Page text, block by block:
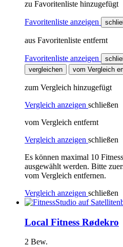
zu Favoritenliste hinzugefügt
Favoritenliste anzeigen
aus Favoritenliste entfernt
Favoritenliste anzeigen
vergleichen
vom Vergleich
zum Vergleich hinzugefügt
Vergleich anzeigen schließen
vom Vergleich entfernt
Vergleich anzeigen schließen
Es können maximal 10
ausgewählt werden. Bitte
vom Vergleich entfernen.
Vergleich anzeigen schließen
Local Fitness Rødekro
2 Bew.